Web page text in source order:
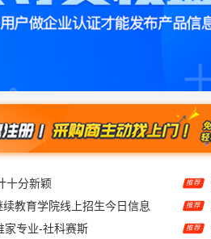
十分新颖
教育学院线上招生今日信息
家专业-社科赛斯
推荐
推荐
推荐